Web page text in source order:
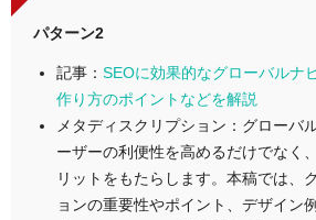
パターン2
記事： SEOに効果的なグローバルナ
作り方のポイントなどを解説
メタディスクリプション：グローバ
ーザーの利便性を高めるだけでなく
リットをもたらします。本稿では、
ョンの重要性やポイント、デザイン